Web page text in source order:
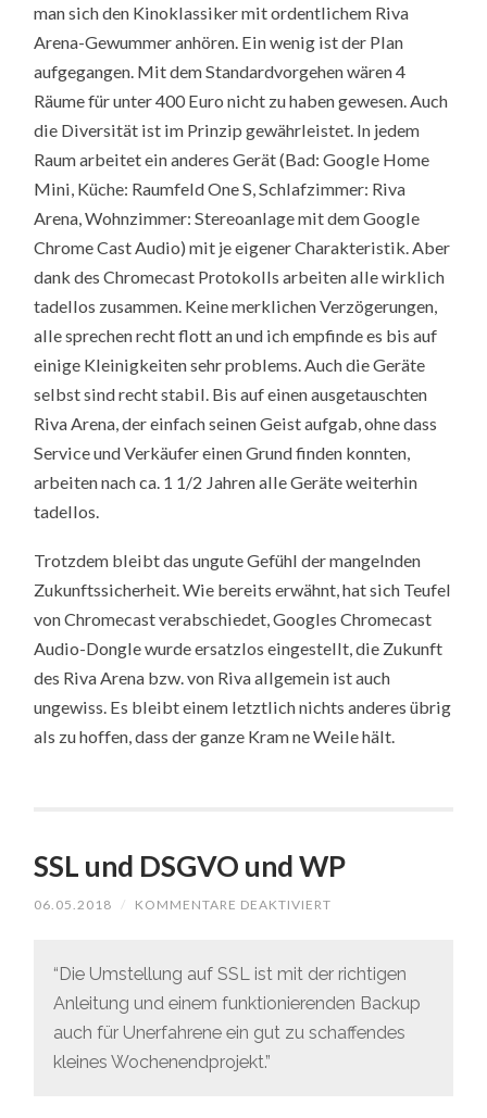
man sich den Kinoklassiker mit ordentlichem Riva
Arena-Gewummer anhören. Ein wenig ist der Plan
aufgegangen. Mit dem Standardvorgehen wären 4
Räume für unter 400 Euro nicht zu haben gewesen. Auch
die Diversität ist im Prinzip gewährleistet. In jedem
Raum arbeitet ein anderes Gerät (Bad: Google Home
Mini, Küche: Raumfeld One S, Schlafzimmer: Riva
Arena, Wohnzimmer: Stereoanlage mit dem Google
Chrome Cast Audio) mit je eigener Charakteristik. Aber
dank des Chromecast Protokolls arbeiten alle wirklich
tadellos zusammen. Keine merklichen Verzögerungen,
alle sprechen recht flott an und ich empfinde es bis auf
einige Kleinigkeiten sehr problems. Auch die Geräte
selbst sind recht stabil. Bis auf einen ausgetauschten
Riva Arena, der einfach seinen Geist aufgab, ohne dass
Service und Verkäufer einen Grund finden konnten,
arbeiten nach ca. 1 1/2 Jahren alle Geräte weiterhin
tadellos.
Trotzdem bleibt das ungute Gefühl der mangelnden
Zukunftssicherheit. Wie bereits erwähnt, hat sich Teufel
von Chromecast verabschiedet, Googles Chromecast
Audio-Dongle wurde ersatzlos eingestellt, die Zukunft
des Riva Arena bzw. von Riva allgemein ist auch
ungewiss. Es bleibt einem letztlich nichts anderes übrig
als zu hoffen, dass der ganze Kram ne Weile hält.
SSL und DSGVO und WP
06.05.2018 / KOMMENTARE DEAKTIVIERT
UND
WP
“Die Umstellung auf SSL ist mit der richtigen
Anleitung und einem funktionierenden Backup
auch für Unerfahrene ein gut zu schaffendes
kleines Wochenendprojekt.”